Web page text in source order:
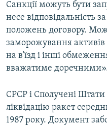
Санкції можуть бути
несе відповідальність
положень договору.
заморожування
на в'їзд і інші
вважатиме
СРСР і Сполучені Штати
ліквідацію ракет
1987 року. Документ